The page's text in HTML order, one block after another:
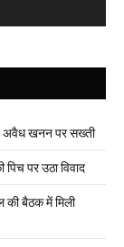
अवैध खनन पर सख्ती
पर उठा विवाद
की बैठक में मिली